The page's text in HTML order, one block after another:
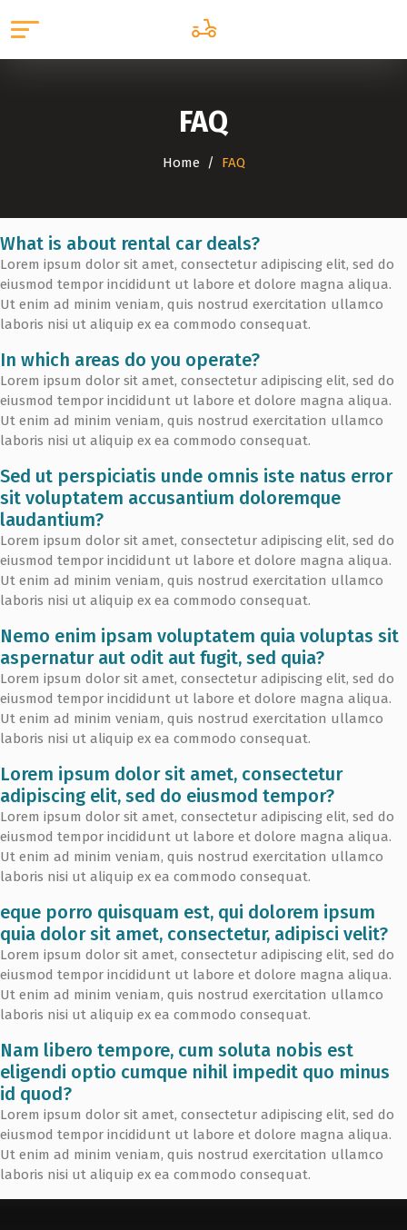
FAQ
Home FAQ
What is about rental car deals?
Lorem ipsum dolor sit amet, consectetur adipiscing elit, sed do
eiusmod tempor incididunt ut labore et dolore magna aliqua.
Ut enim ad minim veniam, quis nostrud exercitation ullamco
laboris nisi ut aliquip ex ea commodo consequat.
In which areas do you operate?
Lorem ipsum dolor sit amet, consectetur adipiscing elit, sed do
eiusmod tempor incididunt ut labore et dolore magna aliqua.
Ut enim ad minim veniam, quis nostrud exercitation ullamco
laboris nisi ut aliquip ex ea commodo consequat.
Sed ut perspiciatis unde omnis iste natus error
sit voluptatem accusantium doloremque
laudantium?
Lorem ipsum dolor sit amet, consectetur adipiscing elit, sed do
eiusmod tempor incididunt ut labore et dolore magna aliqua.
Ut enim ad minim veniam, quis nostrud exercitation ullamco
laboris nisi ut aliquip ex ea commodo consequat.
Nemo enim ipsam voluptatem quia voluptas sit
aspernatur aut odit aut fugit, sed quia?
Lorem ipsum dolor sit amet, consectetur adipiscing elit, sed do
eiusmod tempor incididunt ut labore et dolore magna aliqua.
Ut enim ad minim veniam, quis nostrud exercitation ullamco
laboris nisi ut aliquip ex ea commodo consequat.
Lorem ipsum dolor sit amet, consectetur
adipiscing elit, sed do eiusmod tempor?
Lorem ipsum dolor sit amet, consectetur adipiscing elit, sed do
eiusmod tempor incididunt ut labore et dolore magna aliqua.
Ut enim ad minim veniam, quis nostrud exercitation ullamco
laboris nisi ut aliquip ex ea commodo consequat.
eque porro quisquam est, qui dolorem ipsum
quia dolor sit amet, consectetur, adipisci velit?
Lorem ipsum dolor sit amet, consectetur adipiscing elit, sed do
eiusmod tempor incididunt ut labore et dolore magna aliqua.
Ut enim ad minim veniam, quis nostrud exercitation ullamco
laboris nisi ut aliquip ex ea commodo consequat.
Nam libero tempore, cum soluta nobis est
eligendi optio cumque nihil impedit quo minus
id quod?
Lorem ipsum dolor sit amet, consectetur adipiscing elit, sed do
eiusmod tempor incididunt ut labore et dolore magna aliqua.
Ut enim ad minim veniam, quis nostrud exercitation ullamco
laboris nisi ut aliquip ex ea commodo consequat.